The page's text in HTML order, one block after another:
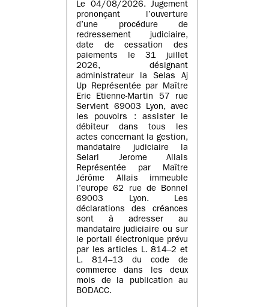
Le 04/08/2026. Jugement
prononçant l’ouverture
d’une procédure de
redressement judiciaire,
date de cessation des
paiements le 31 juillet
2026, désignant
administrateur la Selas Aj
Up Représentée par Maître
Eric Etienne-Martin 57 rue
Servient 69003 Lyon, avec
les pouvoirs : assister le
débiteur dans tous les
actes concernant la gestion,
mandataire judiciaire la
Selarl Jerome Allais
Représentée par Maître
Jérôme Allais immeuble
l’europe 62 rue de Bonnel
69003 Lyon. Les
déclarations des créances
sont à adresser au
mandataire judiciaire ou sur
le portail électronique prévu
par les articles L. 814–2 et
L. 814–13 du code de
commerce dans les deux
mois de la publication au
BODACC.